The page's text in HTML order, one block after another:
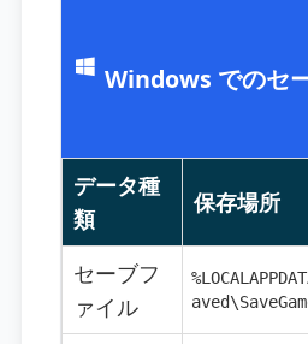
Windows でのセ
データ種
類
保存場所
セーブフ
ァイル